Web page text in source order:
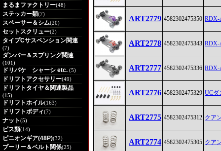
まるまファクトリー(48)
ステッカー類(7)
スペーサー＆シム(20)
セットスクリュー(2)
タイプCサスペンション関連
(7)
ダンパー＆スプリング関連
(101)
ドリパケ シャーシ etc. (5)
ドリフトアクセサリー(49)
ドリフトタイヤ＆関連製品
(15)
ドリフトホイル(163)
ドリフトボディ(7)
ナット(5)
ビス類(14)
ピニオンギア(48P)(32)
プーリー＆ベルト関係(25)
ART2779 4582302475350 RDX-
ART2778 4582302475343 RDX-
ART2777 4582302475336 RDX-
ART2776 4582302475329 UCダ
ART2775 4582302475312 クア
ART2774 4582302475305 クア